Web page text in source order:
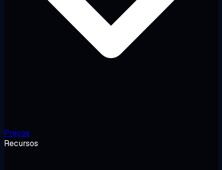
Preços
Recursos